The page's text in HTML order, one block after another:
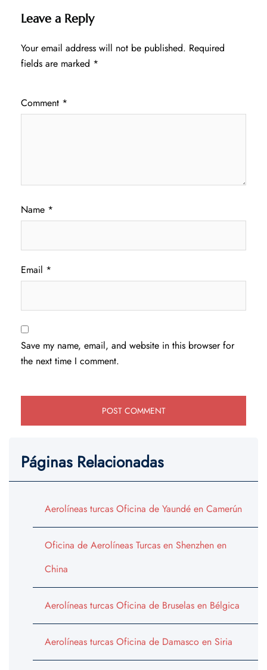
Leave a Reply
Your email address will not be published. Required
fields are marked *
Comment *
Name *
Email *
Save my name, email, and website in this browser for
the next time I comment.
Páginas Relacionadas
Aerolíneas turcas Oficina de Yaundé en Camerún
Oficina de Aerolíneas Turcas en Shenzhen en
China
Aerolíneas turcas Oficina de Bruselas en Bélgica
Aerolíneas turcas Oficina de Damasco en Siria